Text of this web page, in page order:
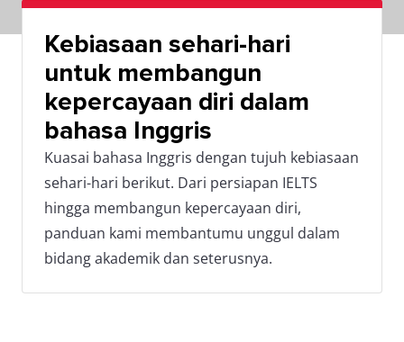
Kebiasaan sehari-hari
untuk membangun
kepercayaan diri dalam
bahasa Inggris
Kuasai bahasa Inggris dengan tujuh kebiasaan
sehari-hari berikut. Dari persiapan IELTS
hingga membangun kepercayaan diri,
panduan kami membantumu unggul dalam
bidang akademik dan seterusnya.